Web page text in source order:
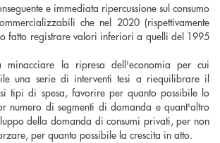
e immediata ripercussione sul consumo
che nel 2020 (rispettivamente
fatto registrare valori inferiori a quelli del 1995
minacciare la ripresa dell'economia per cui
una serie di interventi tesi a riequilibrare il
tipi di spesa, favorire per quanto possibile lo
numero di segmenti di domanda e quant'altro
della domanda di consumi privati, per non
per quanto possibile la crescita in atto.